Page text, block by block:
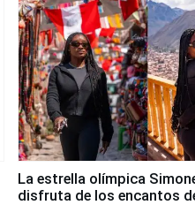
La estrella olímpica
disfruta de los encantos